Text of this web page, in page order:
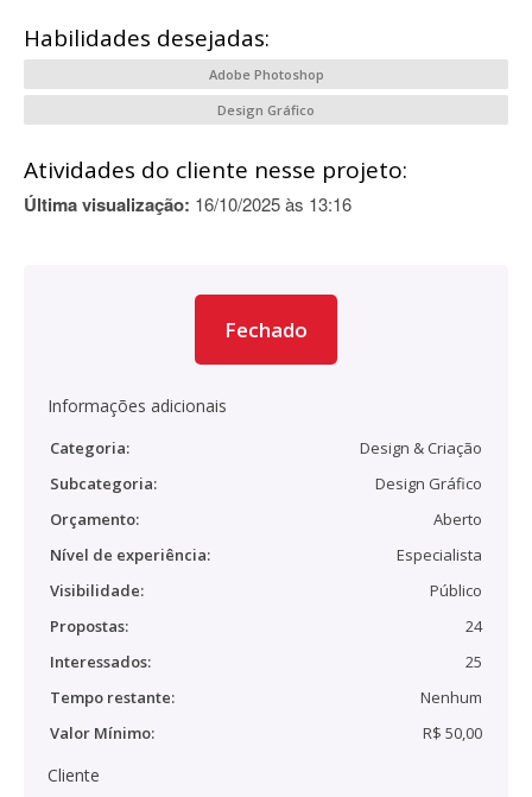
Habilidades desejadas:
Adobe Photoshop
Design Gráfico
Atividades do cliente nesse projeto:
Última visualização: 16/10/2025 às 13:16
Fechado
Informações adicionais
Categoria:
Design & Criação
Subcategoria:
Design Gráfico
Orçamento:
Aberto
Nível de experiência:
Especialista
Visibilidade:
Público
Propostas:
24
Interessados:
25
Tempo restante:
Nenhum
Valor Mínimo:
R$ 50,00
Cliente